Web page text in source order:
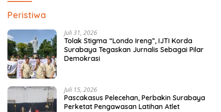
Peristiwa
Juli 31, 2026
Tolak Stigma “Londo Ireng”, IJTI Korda
Surabaya Tegaskan Jurnalis Sebagai Pilar
Demokrasi
Juli 15, 2026
Pascakasus Pelecehan, Perbakin Surabaya
Perketat Pengawasan Latihan Atlet